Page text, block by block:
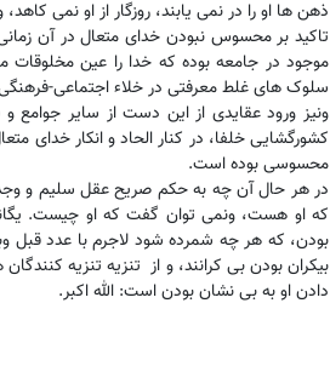
ذهن ها او را در نمی یابند، روزگار از او نمی
تاکید بر محسوس نبودن خدای متعال در آن
موجود در جامعه بوده که خدا را عین
سلوک های غلط معرفتی در خلاء اجتماعی-
ونیز ورود عقایدی از این دست از سایر
کشورگشایی خلفا، در کنار الحاد و انکار خدای
محسوسی بوده است.
در هر حال آن چه به حکم صریح عقل سلیم و
که او هست، ونمی توان گفت که او چیست.
بودن، که هر چه شمرده شود لاجرم با عدد قبل
بیکران بودن بی کرانند، و از تنزیه تنزیه
دادن او به بی نشان بودن است: الله اکبر.